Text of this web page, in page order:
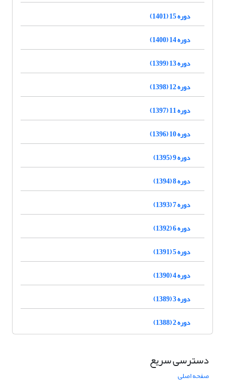
دوره 15 (1401)
دوره 14 (1400)
دوره 13 (1399)
دوره 12 (1398)
دوره 11 (1397)
دوره 10 (1396)
دوره 9 (1395)
دوره 8 (1394)
دوره 7 (1393)
دوره 6 (1392)
دوره 5 (1391)
دوره 4 (1390)
دوره 3 (1389)
دوره 2 (1388)
دسترسی سریع
صفحه اصلی